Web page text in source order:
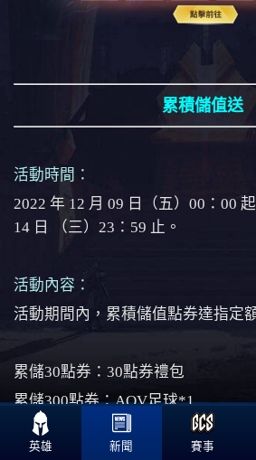
累積儲值送
活動時間：
2022 年 12 月 09 日（五）00：00
14 日 （三）23：59 止。
活動內容：
活動期間內，累積儲值點券達指定
累儲30點券：30點券禮包
累儲300點券：AOV足球*1
累儲1000點券：100點券禮包
英雄 新聞 賽事